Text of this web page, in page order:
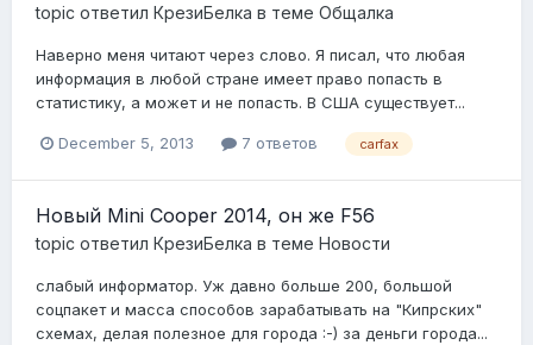
topic ответил КрезиБелка в теме Общалка
Наверно меня читают через слово. Я писал, что любая
информация в любой стране имеет право попасть в
статистику, а может и не попасть. В США существует...
December 5, 2013 7 ответов carfax
Новый Mini Cooper 2014, он же F56
topic ответил КрезиБелка в теме Новости
слабый информатор. Уж давно больше 200, большой
соцпакет и масса способов зарабатывать на "Кипрских"
схемах, делая полезное для города :-) за деньги города...